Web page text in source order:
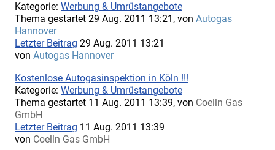
Kategorie: Werbung & Umrüstangebote
Thema gestartet 29 Aug. 2011 13:21, von Autogas
Hannover
Letzter Beitrag 29 Aug. 2011 13:21
von Autogas Hannover
Kostenlose Autogasinspektion in Köln !!!
Kategorie: Werbung & Umrüstangebote
Thema gestartet 11 Aug. 2011 13:39, von Coelln Gas
GmbH
Letzter Beitrag 11 Aug. 2011 13:39
von Coelln Gas GmbH